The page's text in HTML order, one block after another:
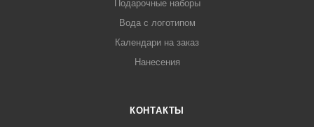
Подарочные наборы
Вода с логотипом
Календари на заказ
Нанесения
КОНТАКТЫ